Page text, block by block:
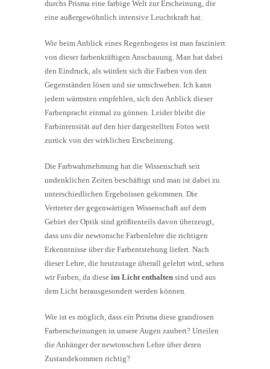
durchs Prisma eine farbige Welt zur Erscheinung, die
eine außergewöhnlich intensive Leuchtkraft hat.
Wie beim Anblick eines Regenbogens ist man fasziniert
von dieser farbenkräftigen Anschauung. Man hat dabei
den Eindruck, als würden sich die Farben von den
Gegenständen lösen und sie umschweben. Ich kann
jedem wärmsten empfehlen, sich den Anblick dieser
Farbenpracht einmal zu gönnen. Leider bleibt die
Farbintensität auf den hier dargestellten Fotos weit
zurück von der wirklichen Erscheinung.
Die Farbwahrnehmung hat die Wissenschaft seit
undenklichen Zeiten beschäftigt und man ist dabei zu
unterschiedlichen Ergebnissen gekommen. Die
Vertreter der gegenwärtigen Wissenschaft auf dem
Gebiet der Optik sind größtenteils davon überzeugt,
dass uns die newtonsche Farbenlehre die richtigen
Erkenntnisse über die Farbentstehung liefert. Nach
dieser Lehre, die heutzutage überall gelehrt wird, sehen
wir Farben, da diese im Licht enthalten sind und aus
dem Licht herausgesondert werden können.
Wie ist es möglich, dass ein Prisma diese grandiosen
Farberscheinungen in unsere Augen zaubert? Urteilen
die Anhänger der newtonschen Lehre über deren
Zustandekommen richtig?